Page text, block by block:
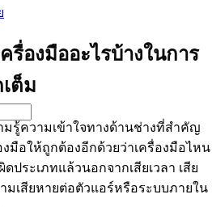
รื่องมืออะไรบ้างในการ
ต็ม
รู้ความเข้าใจทางด้านช่างที่สำคัญ
งมือให้ถูกต้องอีกด้วยว่าเครื่องมือไหน
ประเภทแล้วนอกจากเสียเวลา เสีย
มเสียหายต่อตัวแอร์หรือระบบภายใน